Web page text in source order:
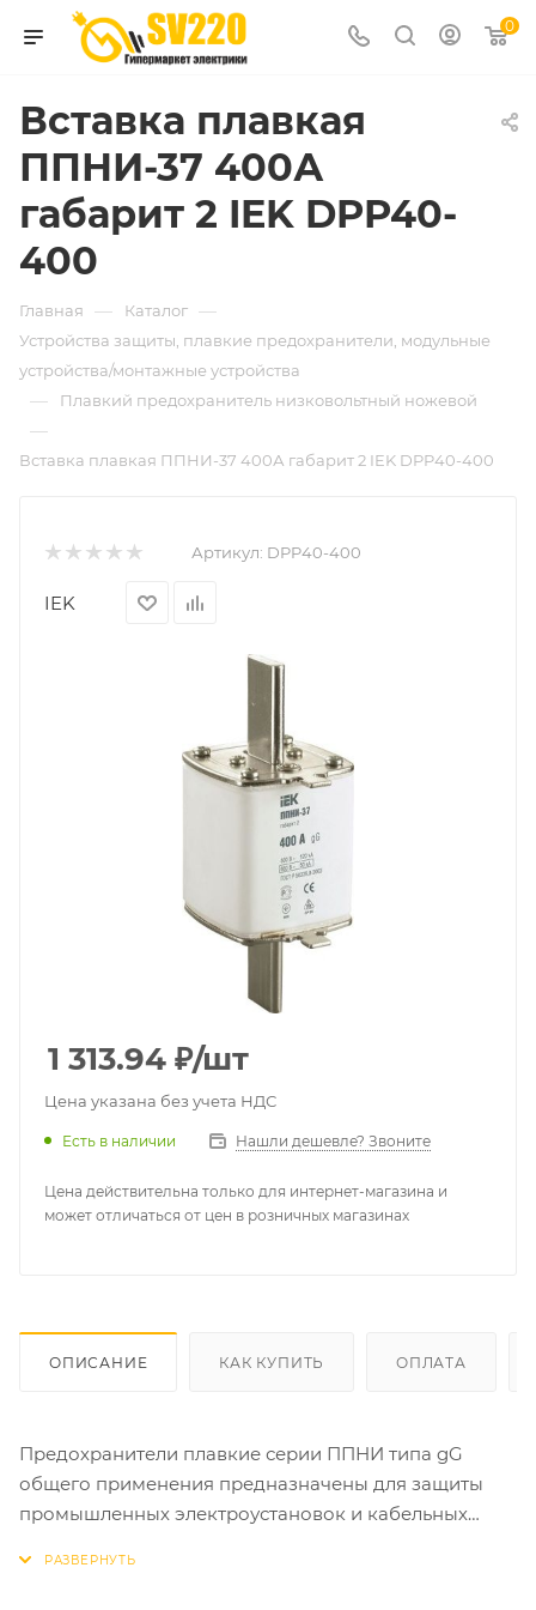
0
Вставка плавкая
ППНИ-37 400А
габарит 2 IEK DPP40-
400
Главная — Каталог —
Устройства защиты, плавкие предохранители, модульные
устройства/монтажные устройства
— Плавкий предохранитель низковольтный ножевой
—
Вставка плавкая ППНИ-37 400А габарит 2 IEK DPP40-400
Артикул: DPP40-400
IEK
1 313.94 ₽/шт
Цена указана без учета НДС
Есть в наличии Нашли дешевле? Звоните
Цена действительна только для интернет-магазина и
может отличаться от цен в розничных магазинах
ОПИСАНИЕ КАК КУПИТЬ ОПЛАТА
Предохранители плавкие серии ППНИ типа gG
общего применения предназначены для защиты
промышленных электроустановок и кабельных